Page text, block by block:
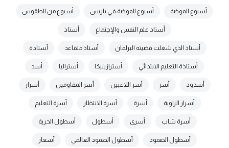
أسبوع الموضة أسبوع الموضة في باريس أسبوع من الطقوس
أستاد علم النفس والإجتماع أستاذ
أستاذ الذي شغلت قضيته البرلمان أستاذ متقاعد أستاذة
أستاذة التعليم الابتدائي أسترازينيكا أستراليا أسد
أسدود أسر أسر اللاعبين أسر المقاومين أسرار
أسرار الزاوية أسرة أسرة الانتظار أسرة التعليم
أسرة شاب أسرى أسطول أسطول الحرية
أسطول الصمود أسطول الصمود العالمي أسعار